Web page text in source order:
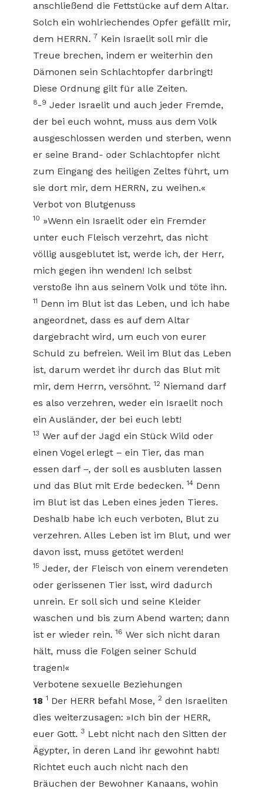
anschließend die Fettstücke auf dem Altar.
Solch ein wohlriechendes Opfer gefällt mir,
dem HERRN. 7 Kein Israelit soll mir die
Treue brechen, indem er weiterhin den
Dämonen sein Schlachtopfer darbringt!
Diese Ordnung gilt für alle Zeiten.
8-9 Jeder Israelit und auch jeder Fremde,
der bei euch wohnt, muss aus dem Volk
ausgeschlossen werden und sterben, wenn
er seine Brand- oder Schlachtopfer nicht
zum Eingang des heiligen Zeltes führt, um
sie dort mir, dem HERRN, zu weihen.«
Verbot von Blutgenuss
10 »Wenn ein Israelit oder ein Fremder
unter euch Fleisch verzehrt, das nicht
völlig ausgeblutet ist, werde ich, der Herr,
mich gegen ihn wenden! Ich selbst
verstoße ihn aus seinem Volk und töte ihn.
11 Denn im Blut ist das Leben, und ich habe
angeordnet, dass es auf dem Altar
dargebracht wird, um euch von eurer
Schuld zu befreien. Weil im Blut das Leben
ist, darum werdet ihr durch das Blut mit
mir, dem Herrn, versöhnt.12 Niemand darf
es also verzehren, weder ein Israelit noch
ein Ausländer, der bei euch lebt!
13 Wer auf der Jagd ein Stück Wild oder
einen Vogel erlegt – ein Tier, das man
essen darf –, der soll es ausbluten lassen
und das Blut mit Erde bedecken.14 Denn
im Blut ist das Leben eines jeden Tieres.
Deshalb habe ich euch verboten, Blut zu
verzehren. Alles Leben ist im Blut, und wer
davon isst, muss getötet werden!
15 Jeder, der Fleisch von einem verendeten
oder gerissenen Tier isst, wird dadurch
unrein. Er soll sich und seine Kleider
waschen und bis zum Abend warten; dann
ist er wieder rein.16 Wer sich nicht daran
hält, muss die Folgen seiner Schuld
tragen!«
Verbotene sexuelle Beziehungen
18 1 Der HERR befahl Mose, 2 den Israeliten
dies weiterzusagen: »Ich bin der HERR,
euer Gott. 3 Lebt nicht nach den Sitten der
Ägypter, in deren Land ihr gewohnt habt!
Richtet euch auch nicht nach den
Bräuchen der Bewohner Kanaans, wohin